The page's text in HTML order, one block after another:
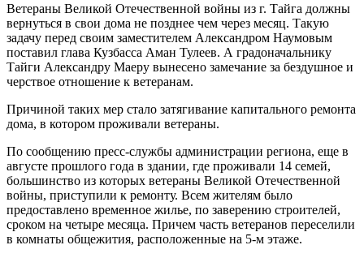
Ветераны Великой Отечественной войны из г. Тайга должны
вернуться в свои дома не позднее чем через месяц. Такую
задачу перед своим заместителем Александром Наумовым
поставил глава Кузбасса Аман Тулеев. А градоначальнику
Тайги Александру Маеру вынесено замечание за бездушное и
черствое отношение к ветеранам.
Причиной таких мер стало затягивание капитального ремонта
дома, в котором проживали ветераны.
По сообщению пресс-службы администрации региона, еще в
августе прошлого года в здании, где проживали 14 семей,
большинство из которых ветераны Великой Отечественной
войны, приступили к ремонту. Всем жителям было
предоставлено временное жилье, по заверению строителей,
сроком на четыре месяца. Причем часть ветеранов переселили
в комнаты общежития, расположенные на 5-м этаже.